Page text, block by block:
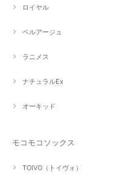
ロイヤル
ベルアージュ
ラニメス
ナチュラルEx
オーキッド
モコモコソックス
TOIVO（トイヴォ）